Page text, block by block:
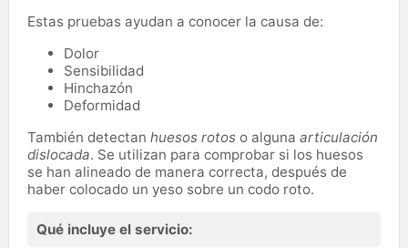
Estas pruebas ayudan a conocer la causa de:
Dolor
Sensibilidad
Hinchazón
Deformidad
También detectan huesos rotos o alguna articulación
dislocada. Se utilizan para comprobar si los huesos
se han alineado de manera correcta, después de
haber colocado un yeso sobre un codo roto.
Qué incluye el servicio: